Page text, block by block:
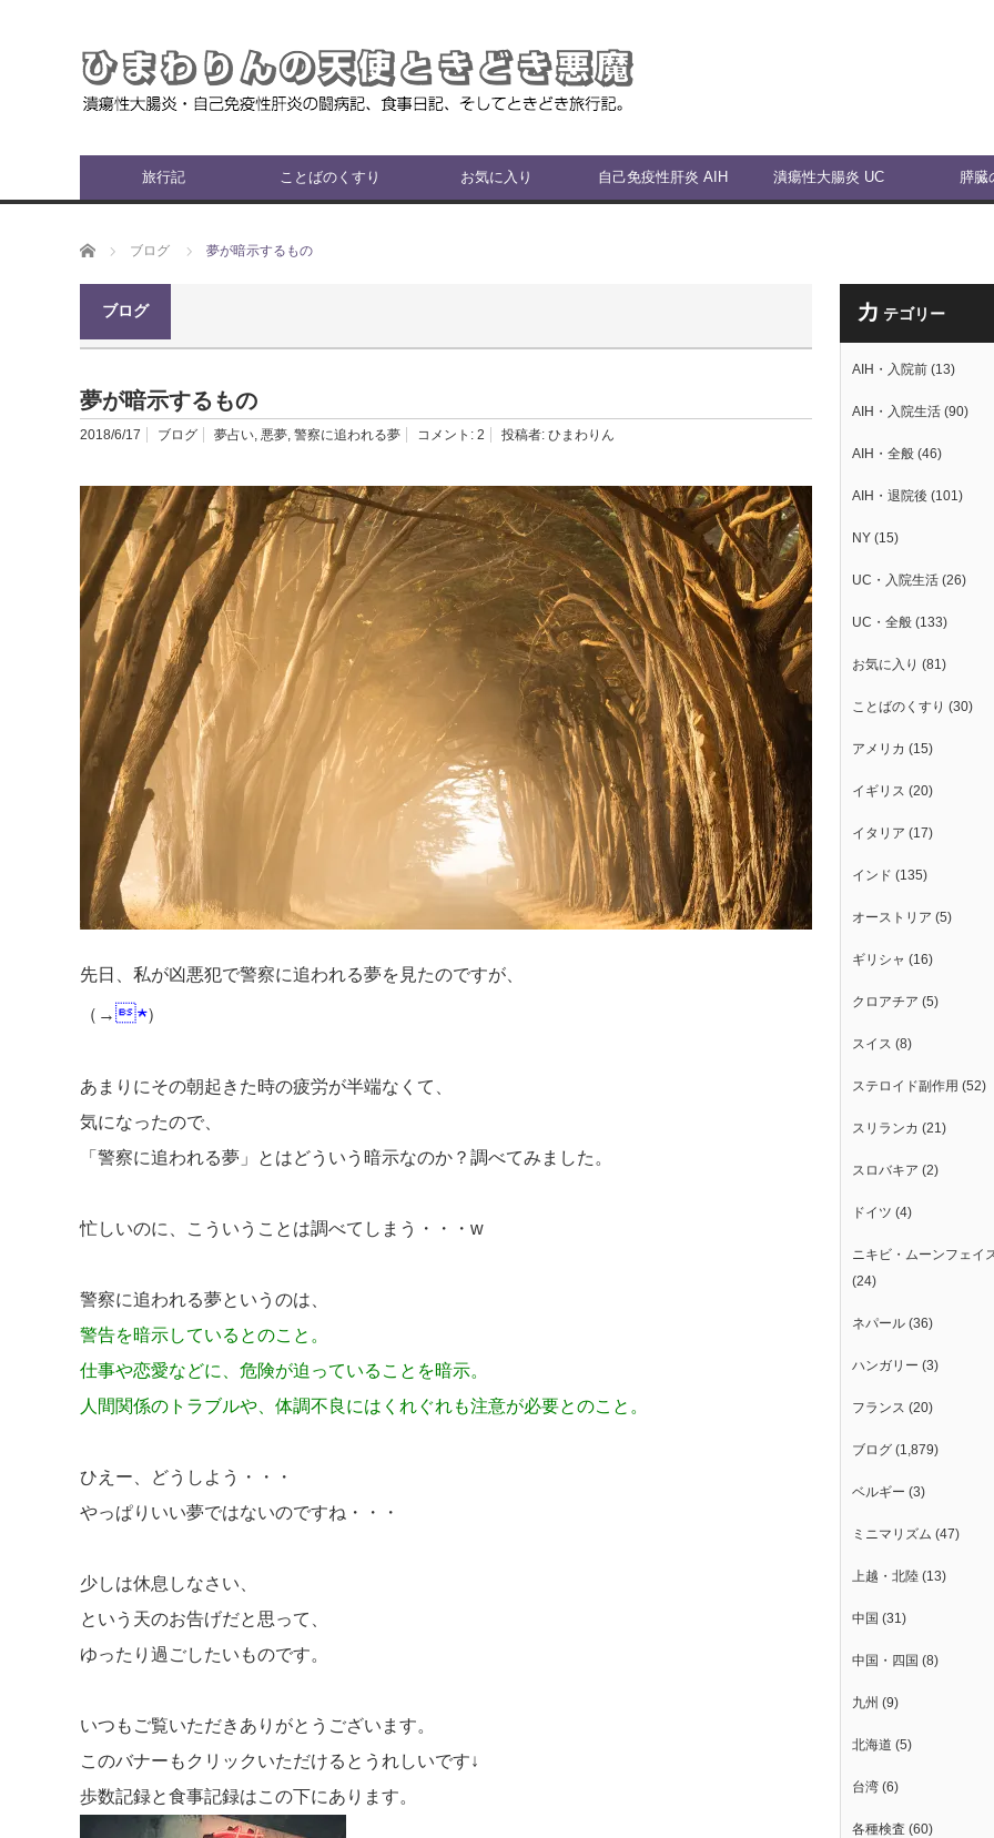
旅行記 ことばのくすり お気に入り 自己免疫性肝炎 AIH 潰瘍性大腸炎 UC 膵臓
ホーム ブログ 夢が暗示するもの
ブログ
夢が暗示するもの
2018/6/17 ブログ 夢占い, 悪夢, 警察に追われる夢 コメント: 2 投稿者: ひまわりん
先日、私が凶悪犯で警察に追われる夢を見たのですが、
（→★）
あまりにその朝起きた時の疲労が半端なくて、
気になったので、
「警察に追われる夢」とはどういう暗示なのか？調べてみました。
忙しいのに、こういうことは調べてしまう・・・w
警察に追われる夢というのは、
警告を暗示しているとのこと。
仕事や恋愛などに、危険が迫っていることを暗示。
人間関係のトラブルや、体調不良にはくれぐれも注意が必要とのこと。
ひえー、どうしよう・・・
やっぱりいい夢ではないのですね・・・
少しは休息しなさい、
という天のお告げだと思って、
ゆったり過ごしたいものです。
いつもご覧いただきありがとうございます。
このバナーもクリックいただけるとうれしいです↓
歩数記録と食事記録はこの下にあります。
カ テゴリー
AIH・入院前 (13)
AIH・入院生活 (90)
AIH・全般 (46)
AIH・退院後 (101)
NY (15)
UC・入院生活 (26)
UC・全般 (133)
お気に入り (81)
ことばのくすり (30)
アメリカ (15)
イギリス (20)
イタリア (17)
インド (135)
オーストリア (5)
ギリシャ (16)
クロアチア (5)
スイス (8)
ステロイド副作用 (52)
スリランカ (21)
スロバキア (2)
ドイツ (4)
ニキビ・ムーンフェイ
(24)
ネパール (36)
ハンガリー (3)
フランス (20)
ブログ (1,879)
ベルギー (3)
ミニマリズム (47)
上越・北陸 (13)
中国 (31)
中国・四国 (8)
九州 (9)
北海道 (5)
台湾 (6)
各種検査 (60)